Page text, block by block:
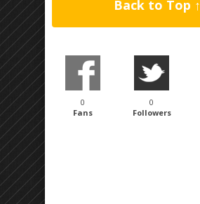
Back to Top ↑
0
Fans
0
Followers